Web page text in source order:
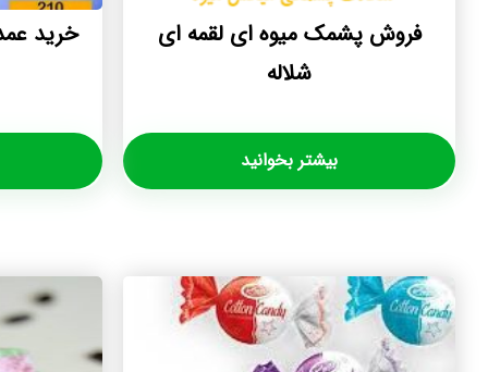
فروش پشمک میوه ای لقمه ای
شلاله
بیشتر بخوانید
خرید